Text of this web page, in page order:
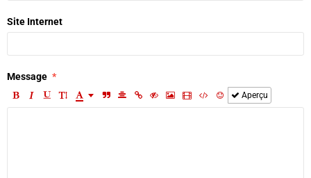
Site Internet
Message
Aperçu